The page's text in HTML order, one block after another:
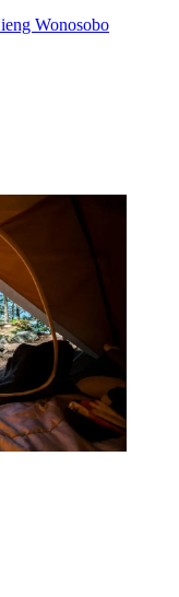
Wonosobo